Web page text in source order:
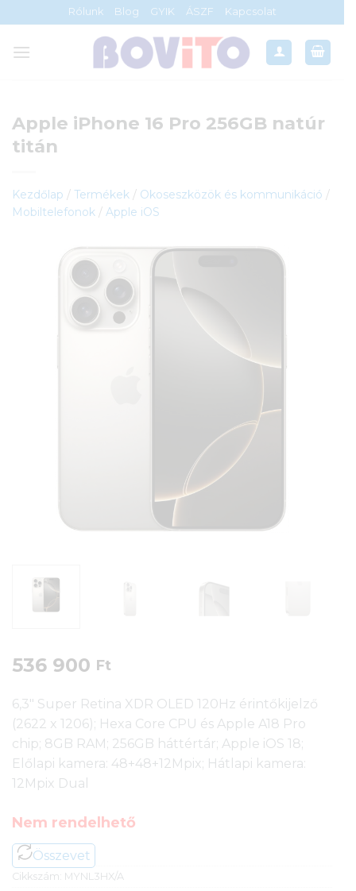
to
content
Rólunk Blog GYIK ÁSZF Kapcsolat
Apple iPhone 16 Pro 256GB natúr
titán
Kezdőlap / Termékek / Okoseszközök és kommunikáció /
Mobiltelefonok / Apple iOS
536 900 Ft
6,3″ Super Retina XDR OLED 120Hz érintőkijelző
(2622 x 1206); Hexa Core CPU és Apple A18 Pro
chip; 8GB RAM; 256GB háttértár; Apple iOS 18;
Előlapi kamera: 48+48+12Mpix; Hátlapi kamera:
12Mpix Dual
Nem rendelhető
Összevet
Cikkszám: MYNL3HX/A